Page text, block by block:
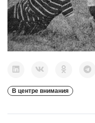
В центре внимания